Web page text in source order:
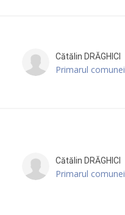
Cătălin DRĂGHICI
Primarul comunei
Cătălin DRĂGHICI
Primarul comunei